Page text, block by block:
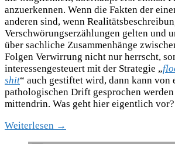
anzuerkennen. Wenn die Fakten der
anderen sind, wenn
Verschwörungserzählungen gelten und
über sachliche Zusammenhänge
Folgen Verwirrung nicht nur herrscht,
interessengesteuert mit der Strategie „
shit“ auch gestiftet wird, dann kann von
pathologischen Drift gesprochen
mittendrin. Was geht hier eigentlich vor?
Weiterlesen →